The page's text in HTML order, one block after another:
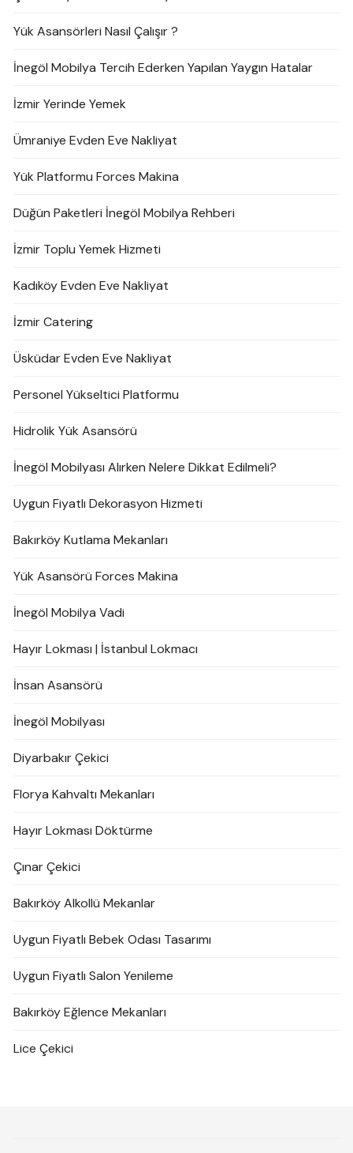
Yük Asansörleri Nasıl Çalışır ?
İnegöl Mobilya Tercih Ederken Yapılan Yaygın Hatalar
İzmir Yerinde Yemek
Ümraniye Evden Eve Nakliyat
Yük Platformu Forces Makina
Düğün Paketleri İnegöl Mobilya Rehberi
İzmir Toplu Yemek Hizmeti
Kadıköy Evden Eve Nakliyat
İzmir Catering
Üsküdar Evden Eve Nakliyat
Personel Yükseltici Platformu
Hidrolik Yük Asansörü
İnegöl Mobilyası Alırken Nelere Dikkat Edilmeli?
Uygun Fiyatlı Dekorasyon Hizmeti
Bakırköy Kutlama Mekanları
Yük Asansörü Forces Makina
İnegöl Mobilya Vadi
Hayır Lokması | İstanbul Lokmacı
İnsan Asansörü
İnegöl Mobilyası
Diyarbakır Çekici
Florya Kahvaltı Mekanları
Hayır Lokması Döktürme
Çınar Çekici
Bakırköy Alkollü Mekanlar
Uygun Fiyatlı Bebek Odası Tasarımı
Uygun Fiyatlı Salon Yenileme
Bakırköy Eğlence Mekanları
Lice Çekici